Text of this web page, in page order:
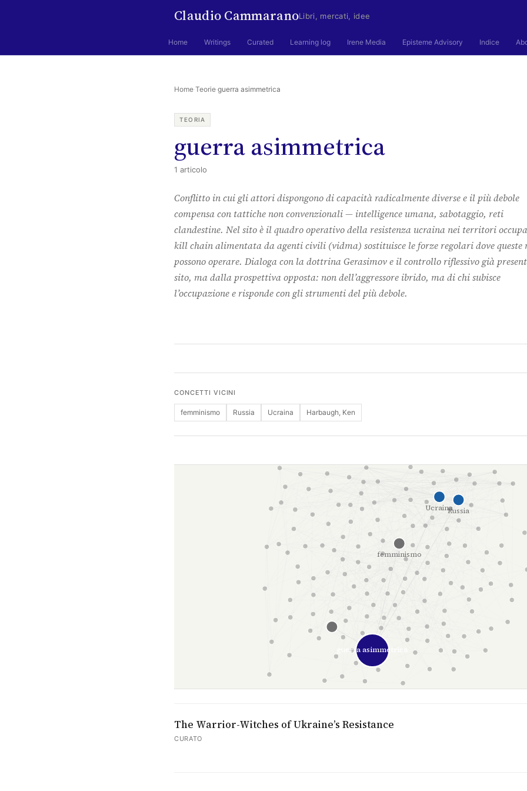
Claudio CammaranoLibri, mercati, idee
Home Writings Curated Learning log Irene Media Episteme Advisory Indice
Home·Teorie·guerra asimmetrica
TEORIA
guerra asimmetrica
1 articolo
Conflitto in cui gli attori dispongono di capacità radicalmente diverse e il più debole
compensa con tattiche non convenzionali — intelligence umana, sabotaggio, reti
clandestine. Nel sito è il quadro operativo della resistenza ucraina nei territori
kill chain alimentata da agenti civili (vidma) sostituisce le forze regolari dove queste
possono operare. Dialoga con la dottrina Gerasimov e il controllo riflessivo già
sito, ma dalla prospettiva opposta: non dell’aggressore ibrido, ma di chi subisce
l’occupazione e risponde con gli strumenti del più debole.
CONCETTI VICINI
femminismo Russia Ucraina Harbaugh, Ken
femminismo
Russia
Ucraina
guerra asimmetrica
The Warrior-Witches of Ukraine’s Resistance
CURATO